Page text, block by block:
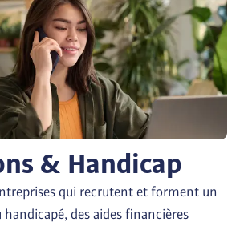
& Handicap
qui recrutent et forment un
des aides financières